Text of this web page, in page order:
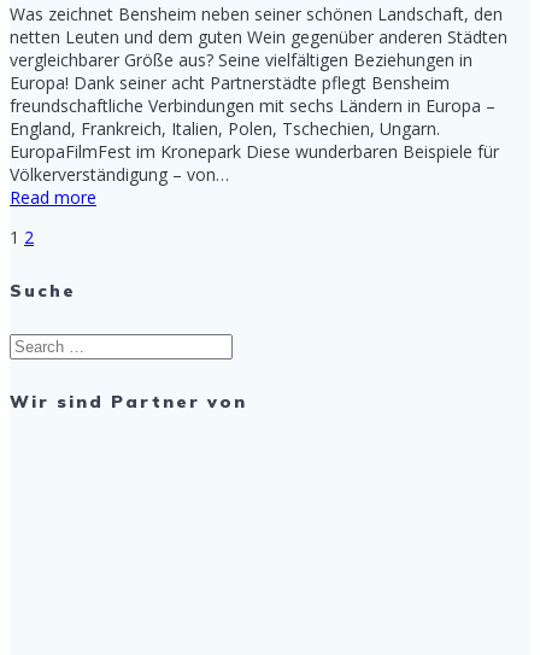
Was zeichnet Bensheim neben seiner schönen Landschaft, den
netten Leuten und dem guten Wein gegenüber anderen Städten
vergleichbarer Größe aus? Seine vielfältigen Beziehungen in
Europa! Dank seiner acht Partnerstädte pflegt Bensheim
freundschaftliche Verbindungen mit sechs Ländern in Europa –
England, Frankreich, Italien, Polen, Tschechien, Ungarn.
EuropaFilmFest im Kronepark Diese wunderbaren Beispiele für
Völkerverständigung – von…
Read more
Posts
navigation
Page
1 Page
2
Suche
Search
for:
Wir sind Partner von